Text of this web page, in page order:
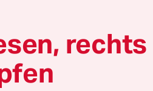
besonders schlimme
war am Freitag ein Foto
Michael Mronz zu
rechts